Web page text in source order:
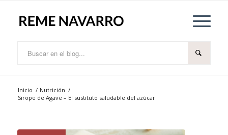
Inicio / Nutrición /
Sirope de Agave – El sustituto saludable del azúcar